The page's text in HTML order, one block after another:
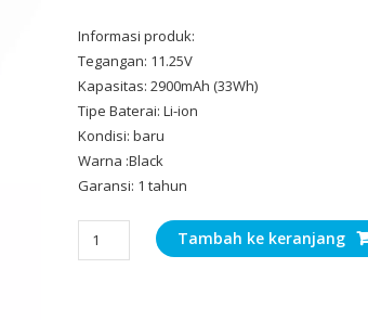
Informasi produk:
Tegangan: 11.25V
Kapasitas: 2900mAh (33Wh)
Tipe Baterai: Li-ion
Kondisi: baru
Warna :Black
Garansi: 1 tahun
Baterai
Tambah ke keranjang